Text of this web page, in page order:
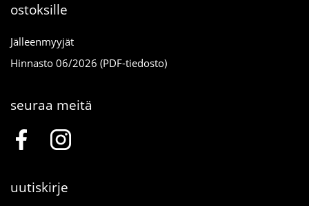
ostoksille
Jälleenmyyjät
Hinnasto 06/2026 (PDF-tiedosto)
seuraa meitä
uutiskirje